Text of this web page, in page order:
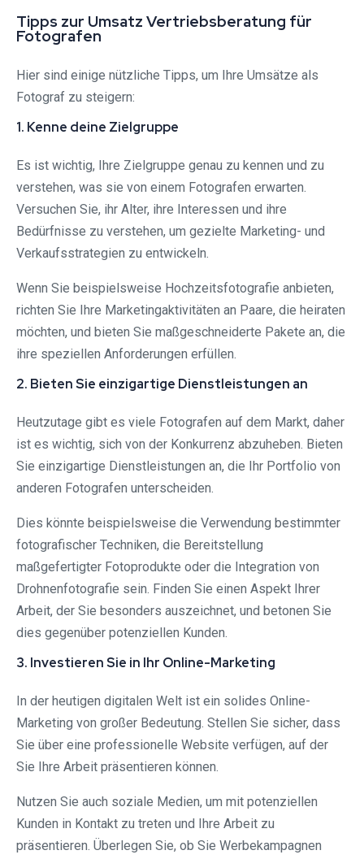
Tipps zur Umsatz Vertriebsberatung für
Fotografen
Hier sind einige nützliche Tipps, um Ihre Umsätze als
Fotograf zu steigern:
1. Kenne deine Zielgruppe
Es ist wichtig, Ihre Zielgruppe genau zu kennen und zu
verstehen, was sie von einem Fotografen erwarten.
Versuchen Sie, ihr Alter, ihre Interessen und ihre
Bedürfnisse zu verstehen, um gezielte Marketing- und
Verkaufsstrategien zu entwickeln.
Wenn Sie beispielsweise Hochzeitsfotografie anbieten,
richten Sie Ihre Marketingaktivitäten an Paare, die heiraten
möchten, und bieten Sie maßgeschneiderte Pakete an, die
ihre speziellen Anforderungen erfüllen.
2. Bieten Sie einzigartige Dienstleistungen an
Heutzutage gibt es viele Fotografen auf dem Markt, daher
ist es wichtig, sich von der Konkurrenz abzuheben. Bieten
Sie einzigartige Dienstleistungen an, die Ihr Portfolio von
anderen Fotografen unterscheiden.
Dies könnte beispielsweise die Verwendung bestimmter
fotografischer Techniken, die Bereitstellung
maßgefertigter Fotoprodukte oder die Integration von
Drohnenfotografie sein. Finden Sie einen Aspekt Ihrer
Arbeit, der Sie besonders auszeichnet, und betonen Sie
dies gegenüber potenziellen Kunden.
3. Investieren Sie in Ihr Online-Marketing
In der heutigen digitalen Welt ist ein solides Online-
Marketing von großer Bedeutung. Stellen Sie sicher, dass
Sie über eine professionelle Website verfügen, auf der
Sie Ihre Arbeit präsentieren können.
Nutzen Sie auch soziale Medien, um mit potenziellen
Kunden in Kontakt zu treten und Ihre Arbeit zu
präsentieren. Überlegen Sie, ob Sie Werbekampagnen